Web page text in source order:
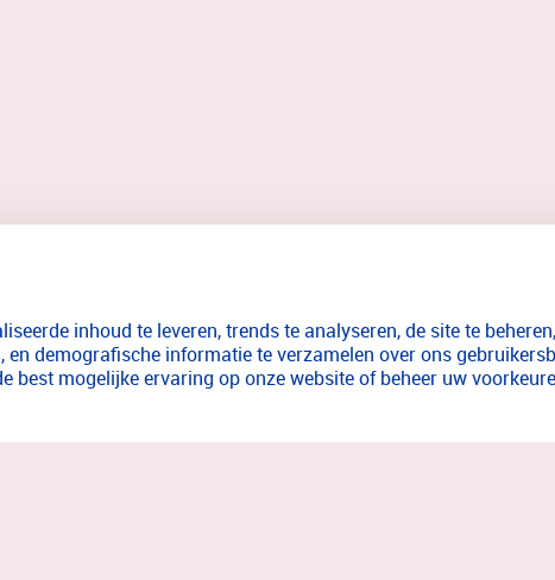
inhoud te leveren, trends te analyseren, de site te
en demografische informatie te verzamelen over ons
best mogelijke ervaring op onze website of beheer uw